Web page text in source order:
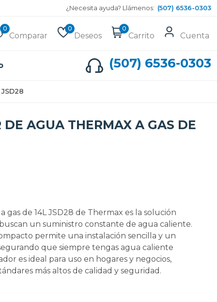
¿Necesita ayuda? Llámenos: (507) 6536-0303
0
Comparar
0
Deseos
0
Carrito Cuenta
(507) 6536-0303
JSD28
DE AGUA THERMAX A GAS DE
gas de 14L JSD28 de Thermax es la solución
un suministro constante de agua caliente.
permite una instalación sencilla y un
que siempre tengas agua caliente
es ideal para uso en hogares y negocios,
más altos de calidad y seguridad.